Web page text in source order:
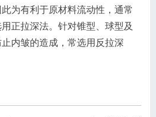
为有利于原材料流动性，通常
正拉深法。针对锥型、球型及
内皱的造成，常选用反拉深